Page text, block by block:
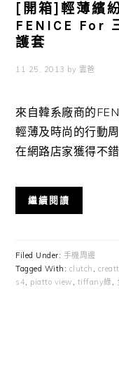
[開箱]輕薄繽
FENICE For
護套
11 25, 2013 by 雲爸
來自韓系廠商的
輕薄及時尚的行動
在網路店家獲得不
繼續閱讀
Filed Under: 手機周邊
Tagged With: clutch ,
s4, piatto view , tiffany綠,